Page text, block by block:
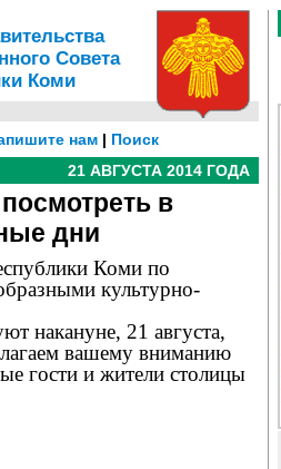
Совета
Коми
нам | Поиск
21 АВГУСТА 2014 ГОДА
в
дни
Коми по
культурно-
накануне, 21 августа,
вашему вниманию
гости и жители столицы